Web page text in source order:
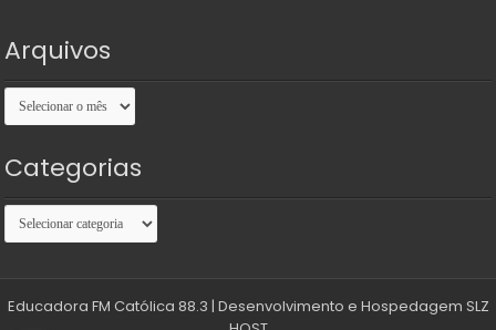
Arquivos
Arquivos
Categorias
Categorias
Educadora FM Católica 88.3 | Desenvolvimento e Hospedagem SLZ